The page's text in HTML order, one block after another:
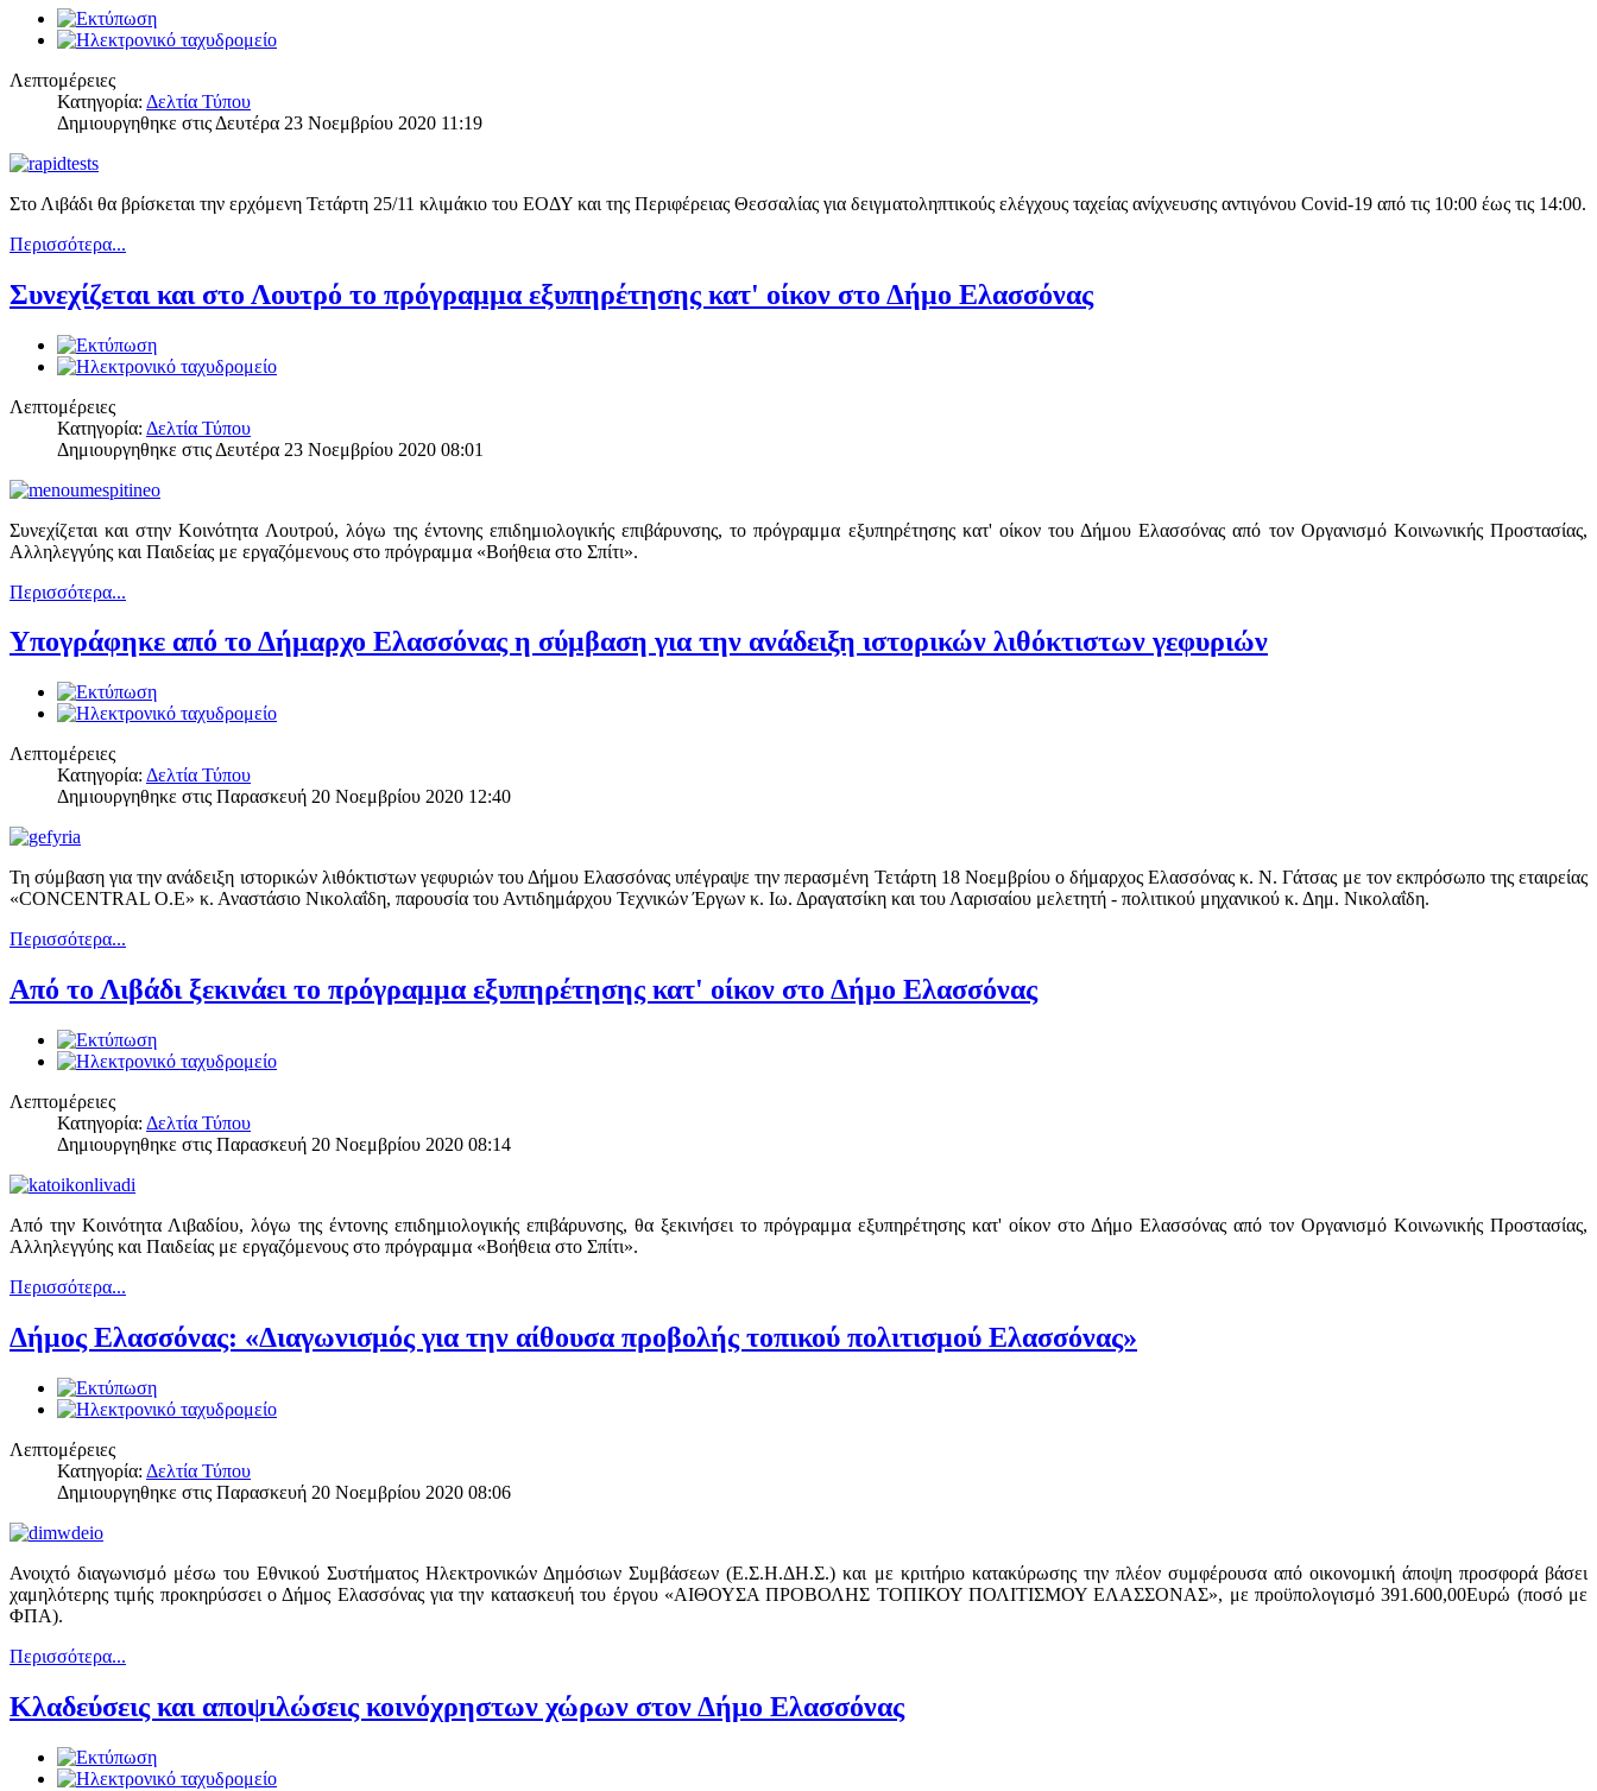
Λεπτομέρειες
Κατηγορία: Δελτία Τύπου
Δημιουργηθηκε στις Δευτέρα 23 Νοεμβρίου 2020 11:19
Στο Λιβάδι θα βρίσκεται την ερχόμενη Τετάρτη 25/11 κλιμάκιο του ΕΟΔΥ και της Περιφέρειας Θεσσαλίας για δειγματοληπτικούς ελέγχους ταχείας ανίχνευσης αντιγόνου Covid-19 από τις 10:00 έως τις 14:00.
Περισσότερα...
Συνεχίζεται και στο Λουτρό το πρόγραμμα εξυπηρέτησης κατ' οίκον στο Δήμο Ελασσόνας
Λεπτομέρειες
Κατηγορία: Δελτία Τύπου
Δημιουργηθηκε στις Δευτέρα 23 Νοεμβρίου 2020 08:01
Συνεχίζεται και στην Κοινότητα Λουτρού, λόγω της έντονης επιδημιολογικής επιβάρυνσης, το πρόγραμμα εξυπηρέτησης κατ' οίκον του Δήμου Ελασσόνας από τον Οργανισμό Κοινωνικής Προστασίας,
Αλληλεγγύης και Παιδείας με εργαζόμενους στο πρόγραμμα «Βοήθεια στο Σπίτι».
Περισσότερα...
Υπογράφηκε από το Δήμαρχο Ελασσόνας η σύμβαση για την ανάδειξη ιστορικών λιθόκτιστων γεφυριών
Λεπτομέρειες
Κατηγορία: Δελτία Τύπου
Δημιουργηθηκε στις Παρασκευή 20 Νοεμβρίου 2020 12:40
Τη σύμβαση για την ανάδειξη ιστορικών λιθόκτιστων γεφυριών του Δήμου Ελασσόνας υπέγραψε την περασμένη Τετάρτη 18 Νοεμβρίου ο δήμαρχος Ελασσόνας κ. Ν. Γάτσας με τον εκπρόσωπο της εταιρείας
«CONCENTRAL Ο.Ε» κ. Αναστάσιο Νικολαΐδη, παρουσία του Αντιδημάρχου Τεχνικών Έργων κ. Ιω. Δραγατσίκη και του Λαρισαίου μελετητή - πολιτικού μηχανικού κ. Δημ. Νικολαΐδη.
Περισσότερα...
Από το Λιβάδι ξεκινάει το πρόγραμμα εξυπηρέτησης κατ' οίκον στο Δήμο Ελασσόνας
Λεπτομέρειες
Κατηγορία: Δελτία Τύπου
Δημιουργηθηκε στις Παρασκευή 20 Νοεμβρίου 2020 08:14
Από την Κοινότητα Λιβαδίου, λόγω της έντονης επιδημιολογικής επιβάρυνσης, θα ξεκινήσει το πρόγραμμα εξυπηρέτησης κατ' οίκον στο Δήμο Ελασσόνας από τον Οργανισμό Κοινωνικής Προστασίας,
Αλληλεγγύης και Παιδείας με εργαζόμενους στο πρόγραμμα «Βοήθεια στο Σπίτι».
Περισσότερα...
Δήμος Ελασσόνας: «Διαγωνισμός για την αίθουσα προβολής τοπικού πολιτισμού Ελασσόνας»
Λεπτομέρειες
Κατηγορία: Δελτία Τύπου
Δημιουργηθηκε στις Παρασκευή 20 Νοεμβρίου 2020 08:06
Ανοιχτό διαγωνισμό μέσω του Εθνικού Συστήματος Ηλεκτρονικών Δημόσιων Συμβάσεων (Ε.Σ.Η.ΔΗ.Σ.) και με κριτήριο κατακύρωσης την πλέον συμφέρουσα από οικονομική άποψη προσφορά βάσει
χαμηλότερης τιμής προκηρύσσει ο Δήμος Ελασσόνας για την κατασκευή του έργου «ΑΙΘΟΥΣΑ ΠΡΟΒΟΛΗΣ ΤΟΠΙΚΟΥ ΠΟΛΙΤΙΣΜΟΥ ΕΛΑΣΣΟΝΑΣ», με προϋπολογισμό 391.600,00Ευρώ (ποσό με
ΦΠΑ).
Περισσότερα...
Κλαδεύσεις και αποψιλώσεις κοινόχρηστων χώρων στον Δήμο Ελασσόνας